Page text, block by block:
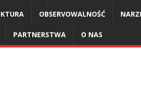
OBSERVOWALNOŚĆ
PARTNERSTWA O NAS